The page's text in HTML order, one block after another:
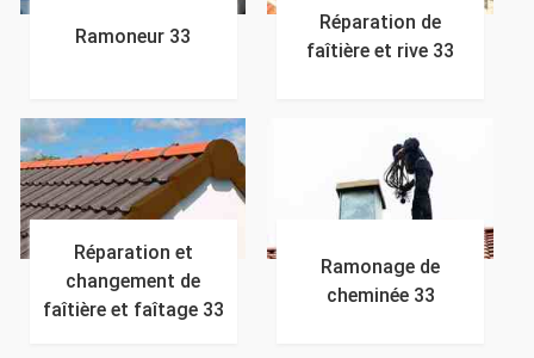
Ramoneur 33
Réparation de
faîtière et rive 33
Réparation et
changement de
faîtière et faîtage 33
Ramonage de
cheminée 33